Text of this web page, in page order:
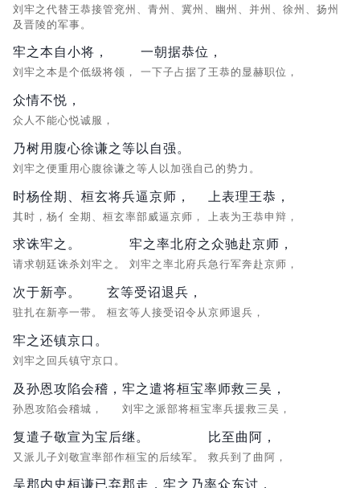
刘牢之代替王恭接管兖州、青州、冀州、幽州、并州、徐州、扬州
及晋陵的军事。
牢之本自小将，
刘牢之本是个低级将领，
一朝据恭位，
一下子占据了王恭的显赫职位，
众情不悦，
众人不能心悦诚服，
乃树用腹心徐谦之等以自强。
刘牢之便重用心腹徐谦之等人以加强自己的势力。
时杨佺期、桓玄将兵逼京师，
其时，杨亻全期、桓玄率部威逼京师，
上表理王恭，
上表为王恭申辩，
求诛牢之。
请求朝廷诛杀刘牢之。
牢之率北府之众驰赴京师，
刘牢之率北府兵急行军奔赴京师，
次于新亭。
驻扎在新亭一带。
玄等受诏退兵，
桓玄等人接受诏令从京师退兵，
牢之还镇京口。
刘牢之回兵镇守京口。
及孙恩攻陷会稽，
孙恩攻陷会稽城，
牢之遣将桓宝率师救三吴，
刘牢之派部将桓宝率兵援救三吴，
复遣子敬宣为宝后继。
又派儿子刘敬宣率部作桓宝的后续军。
比至曲阿，
救兵到了曲阿，
吴郡内史桓谦已弃郡走， 牢之乃率众东讨，